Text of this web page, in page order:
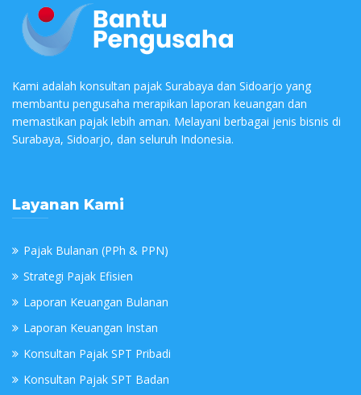
Kami adalah konsultan pajak Surabaya dan Sidoarjo yang
membantu pengusaha merapikan laporan keuangan dan
memastikan pajak lebih aman. Melayani berbagai jenis bisnis di
Surabaya, Sidoarjo, dan seluruh Indonesia.
Layanan Kami
Pajak Bulanan (PPh & PPN)
Strategi Pajak Efisien
Laporan Keuangan Bulanan
Laporan Keuangan Instan
Konsultan Pajak SPT Pribadi
Konsultan Pajak SPT Badan